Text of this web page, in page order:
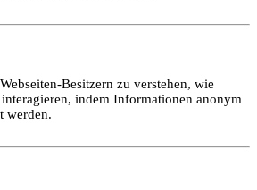
Besitzern zu verstehen, wie
indem Informationen anonym
werden.